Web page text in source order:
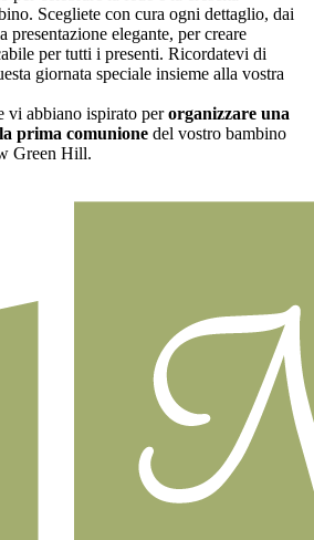
Scegliete con cura ogni dettaglio, dai
presentazione elegante, per creare
per tutti i presenti. Ricordatevi di
giornata speciale insieme alla vostra
vi abbiano ispirato perorganizzare una
prima comunione del vostro bambino
Green Hill.